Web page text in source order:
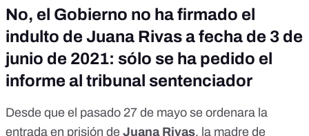
No, el Gobierno no ha firmado el
indulto de Juana Rivas a fecha de 3 de
junio de 2021: sólo se ha pedido el
informe al tribunal sentenciador
Desde que el pasado 27 de mayo se ordenara la
entrada en prisión de Juana Rivas, la madre de